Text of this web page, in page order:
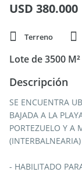
USD 380.000
Terreno
Lote de 3500
Descripción
SE ENCUENTRA
BAJADA A LA
PORTEZUELO Y A
(INTERBALNEARIA)
- HABILITADO